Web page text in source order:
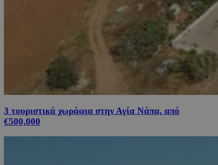
3 τουριστικά χωράφια στην Αγία Νάπα, από
€500,000